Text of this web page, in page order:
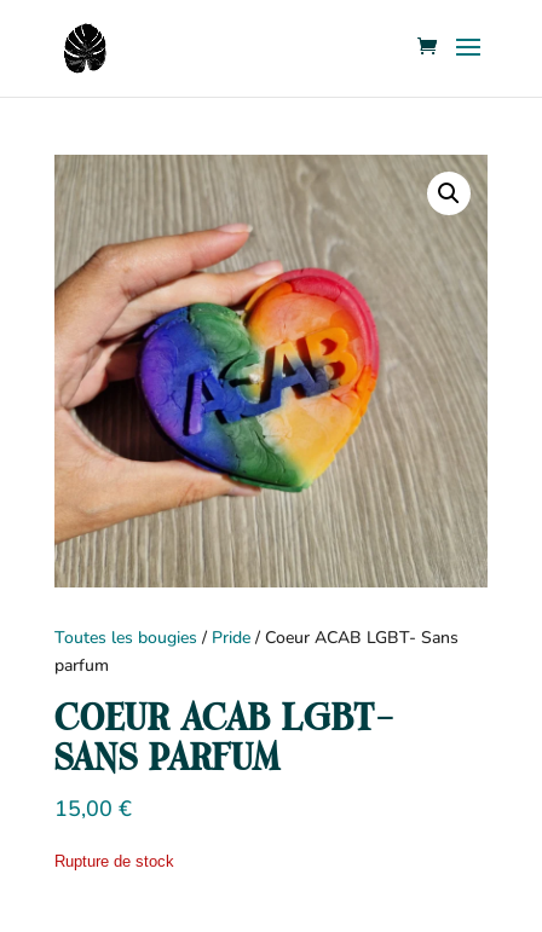
Toutes les bougies / Pride/ Coeur ACAB LGBT- Sans
parfum
COEUR ACAB LGBT-
SANS PARFUM
15,00 €
Rupture de stock